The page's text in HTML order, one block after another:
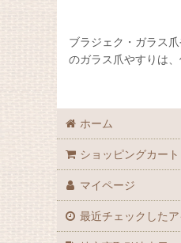
ブラジェク・ガラス
のガラス爪やすりは
ホーム
ショッピングカート
マイページ
最近チェックしたア